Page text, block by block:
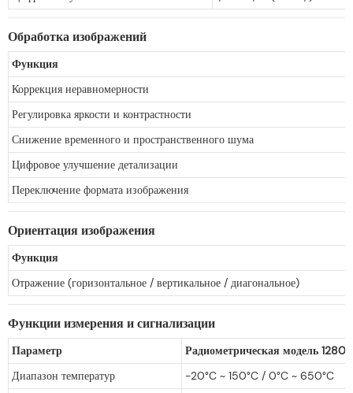
Обработка изображений
Функция
Коррекция неравномерности
Регулировка яркости и контрастности
Снижение временного и пространственного шума
Цифровое улучшение детализации
Переключение формата изображения
Ориентация изображения
Функция
Отражение (горизонтальное / вертикальное / диагональное)
Функции измерения и сигнализации
Параметр
Радиометрическая модель 1280
Диапазон температур
-20°C ~ 150°C / 0°C ~ 650°C